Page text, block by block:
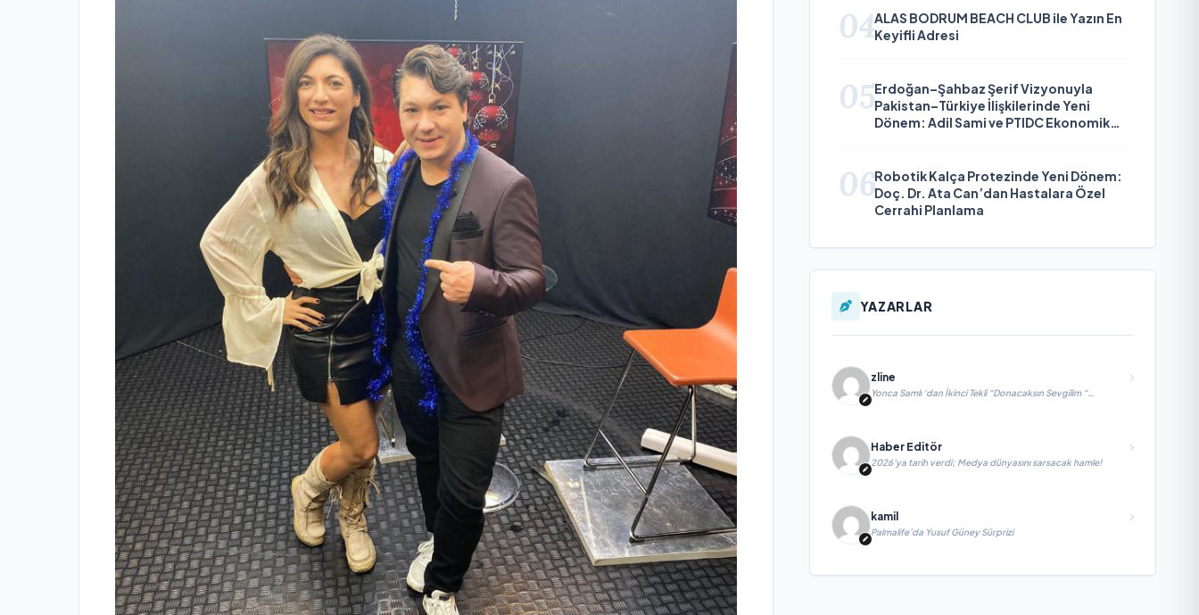
04ALAS BODRUM BEACH CLUB ile Yazın En
Keyifli Adresi
05Erdoğan–Şahbaz Şerif Vizyonuyla
Pakistan–Türkiye İlişkilerinde Yeni
Dönem: Adil Sami ve PTIDC Ekonomik
06Robotik Kalça Protezinde Yeni Dönem:
Doç. Dr. Ata Can’dan Hastalara Özel
Cerrahi Planlama
YAZARLAR
zline
Yonca Samlı ‘dan İkinci Tekli “Donacaksın Sevgilim “
yayımlandı
Haber Editör
2026’ya tarih verdi; Medya dünyasını sarsacak hamle!
kamil
Palmalife’da Yusuf Güney Sürprizi